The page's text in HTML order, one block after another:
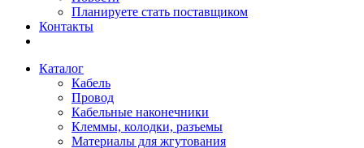
Планируете стать поставщиком
Контакты
Каталог
Кабель
Провод
Кабельные наконечники
Клеммы, колодки, разъемы
Материалы для жгутования